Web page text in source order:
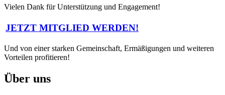
Vielen Dank für Unterstützung und Engagement!
JETZT MITGLIED WERDEN!
Und von einer starken Gemeinschaft, Ermäßigungen und weiteren
Vorteilen profitieren!
Über uns